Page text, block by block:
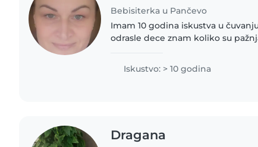
Bebisiterka u Pančevo
Imam 10 godina iskustva u
odrasle dece znam koliko su
Iskustvo: > 10 godina
Dragana